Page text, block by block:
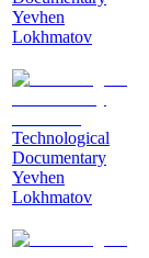
Yevhen
Lokhmatov
Technological
Documentary
Yevhen
Lokhmatov